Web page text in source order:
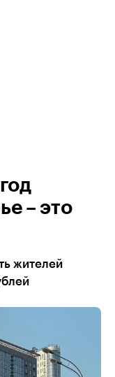
– это
жителей